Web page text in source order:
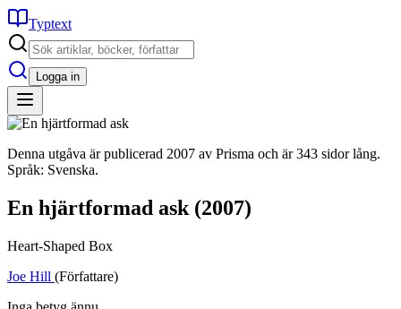
Typtext
Logga in
Denna utgåva är publicerad 2007 av Prisma och är 343 sidor lång.
Språk: Svenska.
En hjärtformad ask (2007)
Heart-Shaped Box
Joe Hill (Författare)